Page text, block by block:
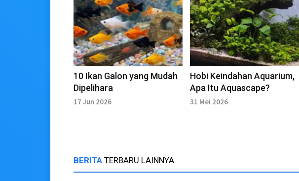
10 Ikan Galon yang Mudah
Dipelihara
17 Jun 2026
Hobi Keindahan Aquarium,
Apa Itu Aquascape?
31 Mei 2026
BERITA TERBARU LAINNYA